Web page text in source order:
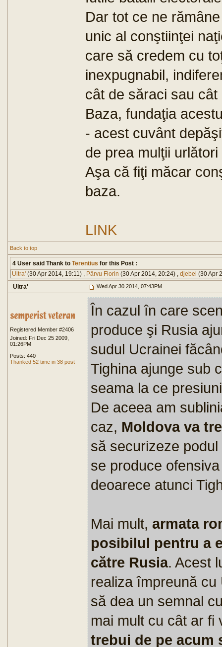
Dar tot ce ne
unic al conştiinţei
care să credem cu
inexpugnabil,
cât de săraci sau
Baza, fundaţia
- acest cuvânt
de prea mulţii
Aşa că fiţi măcar
baza.
LINK
Back to top
4 User said Thank to Terentius for this Post :
Ultra' (30 Apr 2014, 19:11) , Pârvu Florin (30 Apr 2014, 20:24) , djebel (30 Apr
Ultra'
Wed Apr 30 2014, 07:43PM
Registered Member #2406
Joined: Fri Dec 25 2009,
01:26PM
Posts: 440
Thanked 52 time in 38 post
În cazul în care
produce şi Rusia
sudul Ucrainei
Tighina ajunge sub
seama la ce
De aceea am
caz, Moldova va
să securizeze
se produce
deoarece atunci
Mai mult, armata
posibilul pentru a
către Rusia. Acest
realiza împreună
să dea un semnal
mai mult cu cât ar
trebui de pe acum